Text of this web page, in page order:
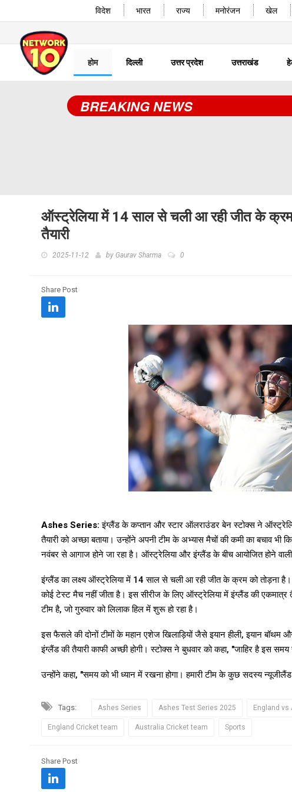
विदेश भारत राज्य मनोरंजन खेल
होम दिल्ली उत्तर प्रदेश उत्तराखंड
BREAKING NEWS
ऑस्ट्रेलिया में 14 साल से चली आ रही जीत के क्रम
तैयारी
2025-11-12 by Gaurav Sharma 0
Share Post
Ashes Series: इंग्लैंड के कप्तान और स्टार ऑलराउंडर बेन स्टोक्स ने
तैयारी को अच्छा बताया। उन्होंने अपनी टीम के अभ्यास मैचों की कमी का बचाव
नवंबर से आगाज होने जा रहा है। ऑस्ट्रेलिया और इंग्लैंड के बीच आयोजित होने
इंग्लैंड का लक्ष्य ऑस्ट्रेलिया में 14 साल से चली आ रही जीत के क्रम को तोड़ना
कोई टेस्ट मैच नहीं जीता है। इस सीरीज के लिए ऑस्ट्रेलिया में इंग्लैंड की
टीम है, जो गुरुवार को लिलाक हिल में शुरू हो रहा है।
इस फैसले की दोनों टीमों के महान एशेज खिलाड़ियों जैसे इयान हीली, इयान बॉथम
इंग्लैंड की तैयारी काफी अच्छी होगी। स्टोक्स ने बुधवार को कहा, "जाहिर है इस
उन्होंने कहा, "समय को भी ध्यान में रखना होगा। हमारी टीम के कुछ सदस्य
Tags: Ashes Series Ashes Test Series 2025 England vs
England Cricket team Australia Cricket team Sports
Share Post